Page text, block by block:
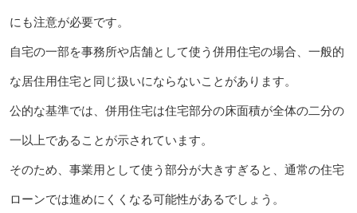
にも注意が必要です。
自宅の一部を事務所や店舗として使う併用住宅の場合、一般的
な居住用住宅と同じ扱いにならないことがあります。
公的な基準では、併用住宅は住宅部分の床面積が全体の二分の
一以上であることが示されています。
そのため、事業用として使う部分が大きすぎると、通常の住宅
ローンでは進めにくくなる可能性があるでしょう。